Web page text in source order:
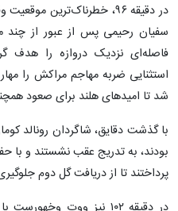
در دقیقه ۹۶، خطرناک‌ترین
سفیان رحیمی پس از عبور از چند
فاصله‌ای نزدیک دروازه را هدف
استثنایی ضربه مهاجم مراکش را
شد تا امیدهای هلند برای صعود
با گذشت دقایق، شاگردان رونالد
بودند، به تدریج عقب نشستند و با
پرداختند تا از دریافت گل دوم